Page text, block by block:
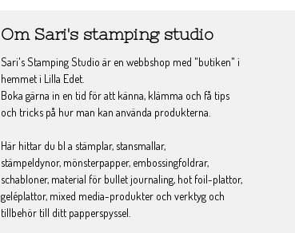
Om Sari's stamping studio
Sari's Stamping Studio är en webbshop med "butiken" i
hemmet i Lilla Edet.
Boka gärna in en tid för att känna, klämma och få tips
och tricks på hur man kan använda produkterna.
Här hittar du bl a stämplar, stansmallar,
stämpeldynor, mönsterpapper, embossingfoldrar,
schabloner, material för bullet journaling, hot foil-plattor,
geléplattor, mixed media-produkter och verktyg och
tillbehör till ditt papperspyssel.